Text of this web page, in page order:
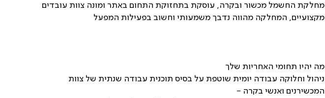
מחלקת החשמל מכשור ובקרה, עוסקת בתחזוקת התחום באתר ומונה צוות עובדים
מקצועיים, המחלקה מהווה נדבך משמעותי וחשוב בפעילות המפעל
מה יהיו תחומי האחריות שלך
ניהול וחלוקה עבודה יומית שוטפת על בסיס תוכנית עבודה שנתית של צוות
המכשירנים ואנשי בקרה -